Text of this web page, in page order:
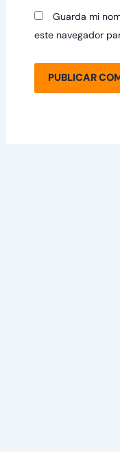
Guarda mi
este navegador